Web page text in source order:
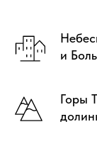
и
Горы